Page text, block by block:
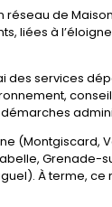
de
liées à
des services
(Montgiscard,
Grenade-
À terme,